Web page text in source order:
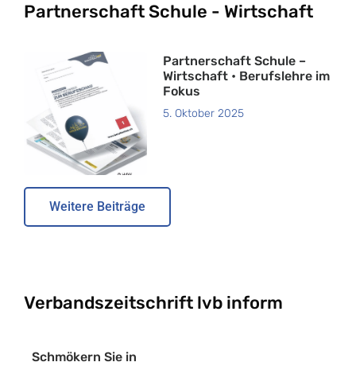
Partnerschaft Schule - Wirtschaft
Partnerschaft Schule –
Wirtschaft • Berufslehre im
Fokus
5. Oktober 2025
Weitere Beiträge
Verbandszeitschrift lvb inform
Schmökern Sie in